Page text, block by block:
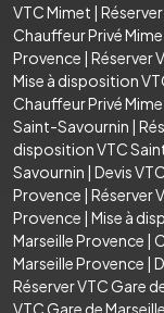
VTC Mimet |
Chauffeur Privé
Provence | Réserver
Mise à disposition
Chauffeur Privé
Saint-Savournin |
disposition VTC
Savournin | Devis
Provence | Réserver
Provence | Mise à
Marseille Provence |
Marseille Provence |
Réserver VTC Gare
VTC Gare de